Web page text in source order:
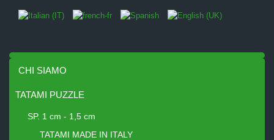
CHI SIAMO
TATAMI PUZZLE
SP. 1 cm - 1,5 cm
TATAMI MADE IN ITALY